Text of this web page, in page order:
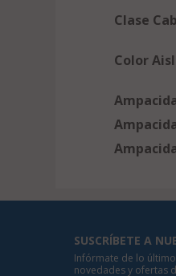
Clase
Color
SUSCRÍBETE A
Infórmate de lo último
novedades y ofertas